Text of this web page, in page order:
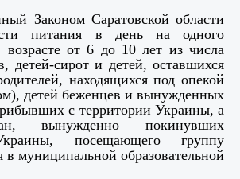
Законом Саратовской области
питания в день на одного
возрасте от 6 до 10 лет из числа
детей-сирот и детей, оставшихся
находящихся под опекой
детей беженцев и вынужденных
с территории Украины, а
вынужденно покинувших
посещающего группу
в муниципальной образовательной